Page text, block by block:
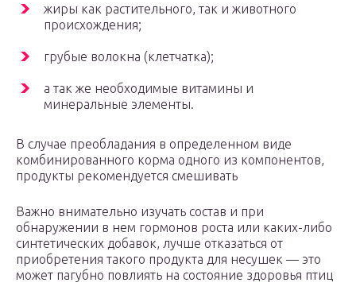
жиры как растительного, так и животного
происхождения;
грубые волокна (клетчатка);
а так же необходимые витамины и
минеральные элементы.
В случае преобладания в определенном виде
комбинированного корма одного из компонентов,
продукты рекомендуется смешивать
Важно внимательно изучать состав и при
обнаружении в нем гормонов роста или каких-либо
синтетических добавок, лучше отказаться от
приобретения такого продукта для несушек — это
может пагубно повлиять на состояние здоровья птиц